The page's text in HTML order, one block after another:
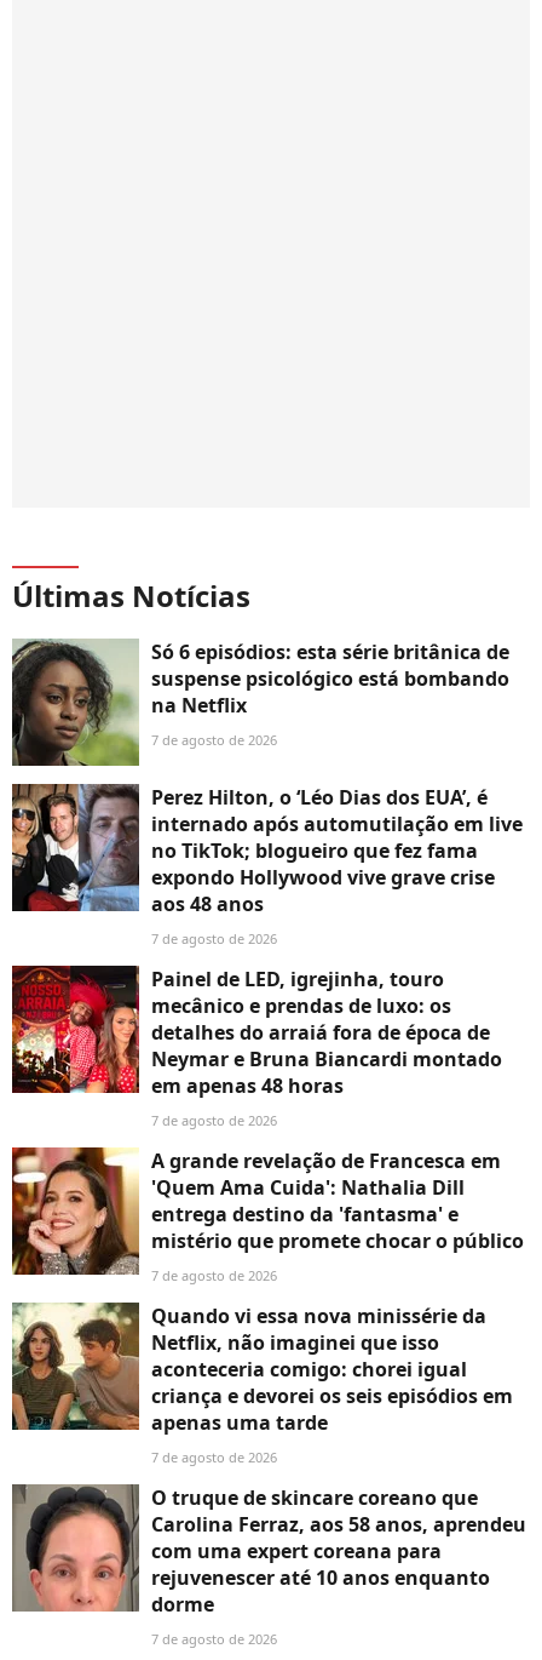
Últimas Notícias
Só 6 episódios: esta série britânica de
suspense psicológico está bombando
na Netflix
7 de agosto de 2026
Perez Hilton, o ‘Léo Dias dos EUA’, é
internado após automutilação em live
no TikTok; blogueiro que fez fama
expondo Hollywood vive grave crise
aos 48 anos
7 de agosto de 2026
Painel de LED, igrejinha, touro
mecânico e prendas de luxo: os
detalhes do arraiá fora de época de
Neymar e Bruna Biancardi montado
em apenas 48 horas
7 de agosto de 2026
A grande revelação de Francesca em
'Quem Ama Cuida': Nathalia Dill
entrega destino da 'fantasma' e
mistério que promete chocar o público
7 de agosto de 2026
Quando vi essa nova minissérie da
Netflix, não imaginei que isso
aconteceria comigo: chorei igual
criança e devorei os seis episódios em
apenas uma tarde
7 de agosto de 2026
O truque de skincare coreano que
Carolina Ferraz, aos 58 anos, aprendeu
com uma expert coreana para
rejuvenescer até 10 anos enquanto
dorme
7 de agosto de 2026